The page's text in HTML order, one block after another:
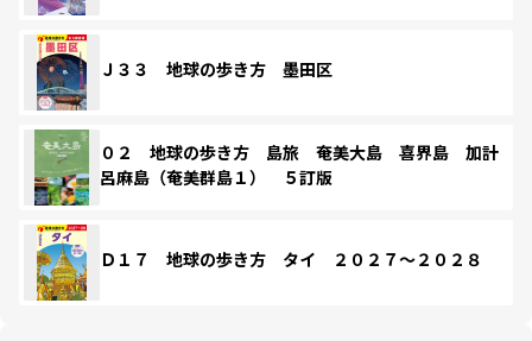
Ｊ３３ 地球の歩き方 墨田区
０２ 地球の歩き方 島旅 奄美大島 喜界島 加計
呂麻島（奄美群島１） ５訂版
Ｄ１７ 地球の歩き方 タイ ２０２７～２０２８